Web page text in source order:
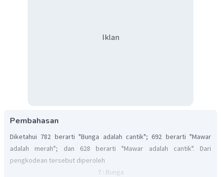
Iklan
Pembahasan
Diketahui 782 berarti "Bunga adalah cantik"; 692 berarti "Mawar
adalah merah"; dan 628 berarti "Mawar adalah cantik". Dari
pengkodean tersebut diperoleh
7 : Bunga